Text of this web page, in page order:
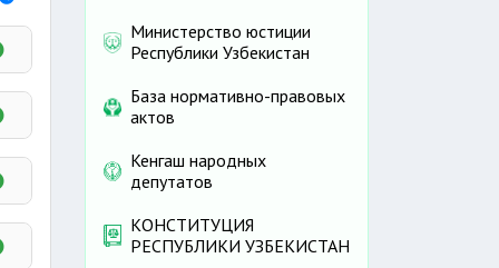
,
Министерство юстиции
Республики Узбекистан
База нормативно-правовых
актов
Кенгаш народных
депутатов
КОНСТИТУЦИЯ
РЕСПУБЛИКИ УЗБЕКИСТАН